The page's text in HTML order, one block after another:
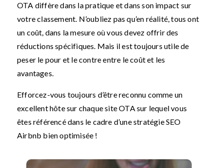
OTA diffère dans la pratique et dans son impact sur
votre classement. N’oubliez pas qu’en réalité, tous ont
un coût, dans la mesure où vous devez offrir des
réductions spécifiques. Mais il est toujours utile de
peser le pour et le contre entre le coût et les
avantages.
Efforcez-vous toujours d’être reconnu comme un
excellent hôte sur chaque site OTA sur lequel vous
êtes référencé dans le cadre d’une stratégie SEO
Airbnb bien optimisée !